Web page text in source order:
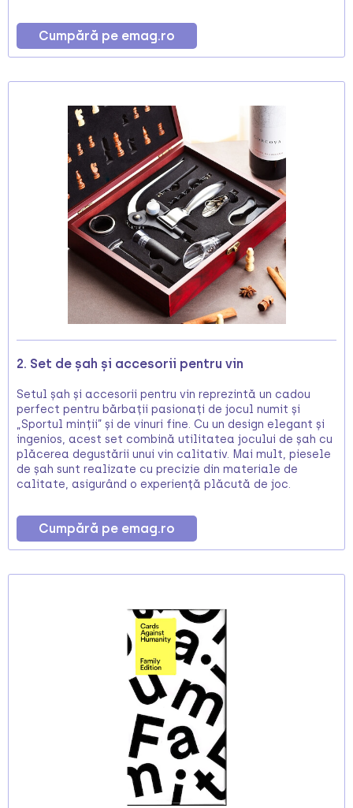
Cumpără pe emag.ro
2. Set de șah și accesorii pentru vin
Setul șah și accesorii pentru vin reprezintă un cadou
perfect pentru bărbații pasionați de jocul numit și
„Sportul minții” și de vinuri fine. Cu un design elegant și
ingenios, acest set combină utilitatea jocului de șah cu
plăcerea degustării unui vin calitativ. Mai mult, piesele
de șah sunt realizate cu precizie din materiale de
calitate, asigurând o experiență plăcută de joc.
Cumpără pe emag.ro